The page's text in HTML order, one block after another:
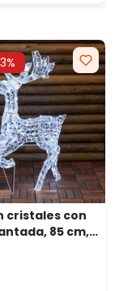
cristales con
85 cm,
frío